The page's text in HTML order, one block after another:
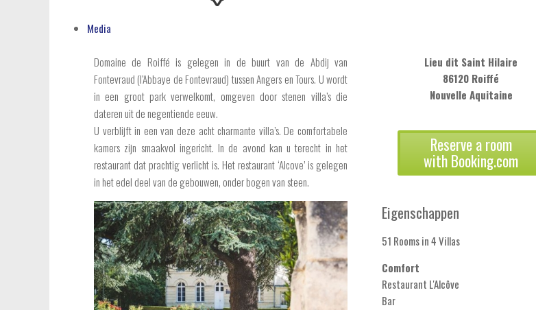
Media
Domaine de Roiffé is gelegen in de buurt van de Abdij van
Fontevraud (l’Abbaye de Fontevraud) tussen Angers en Tours. U wordt
in een groot park verwelkomt, omgeven door stenen villa’s die
dateren uit de negentiende eeuw.
U verblijft in een van deze acht charmante villa’s. De comfortabele
kamers zijn smaakvol ingericht. In de avond kan u terecht in het
restaurant dat prachtig verlicht is. Het restaurant ‘Alcove’ is gelegen
in het edel deel van de gebouwen, onder bogen van steen.
Lieu dit Saint Hilaire
86120 Roiffé
Nouvelle Aquitaine
Reserve a room
with Booking.com
Eigenschappen
51 Rooms in 4 Villas
Comfort
Restaurant L'Alcôve
Bar